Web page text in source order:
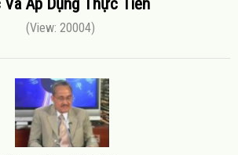
Và Áp Dụng Thực Tiễn
(View: 20004)